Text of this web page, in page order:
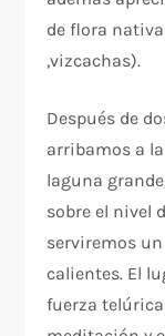
de flora
,vizcachas).
Después de
arribamos a la
laguna
sobre el nivel
serviremos
calientes. El
fuerza